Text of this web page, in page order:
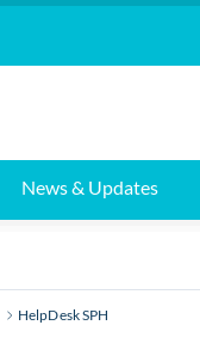
News & Updates
HelpDesk SPH